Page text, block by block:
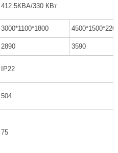
412.5КВА/330 КВт
3000*1100*1800
2890 3590
IP22
504
75